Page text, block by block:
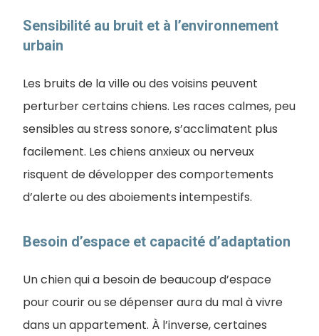
Sensibilité au bruit et à l’environnement
urbain
Les bruits de la ville ou des voisins peuvent
perturber certains chiens. Les races calmes, peu
sensibles au stress sonore, s’acclimatent plus
facilement. Les chiens anxieux ou nerveux
risquent de développer des comportements
d’alerte ou des aboiements intempestifs.
Besoin d’espace et capacité d’adaptation
Un chien qui a besoin de beaucoup d’espace
pour courir ou se dépenser aura du mal à vivre
dans un appartement. À l’inverse, certaines